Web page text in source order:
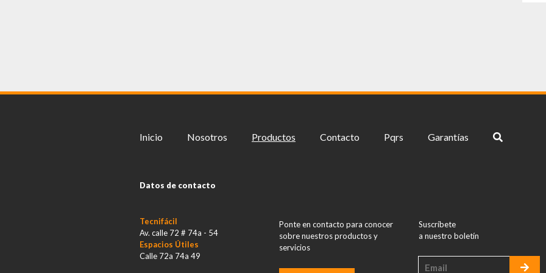
Inicio Nosotros Productos Contacto Pqrs Garantías
Datos de contacto
Tecnifácil
Av. calle 72 # 74a - 54
Espacios Útiles
Calle 72a 74a 49
Ponte en contacto para conocer
sobre nuestros productos y
servicios
Suscríbete
a nuestro boletín